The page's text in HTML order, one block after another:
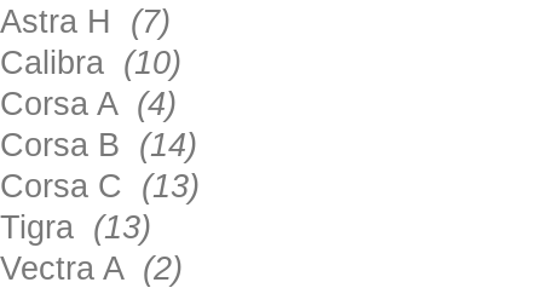
Astra H (7)
Calibra (10)
Corsa A (4)
Corsa B (14)
Corsa C (13)
Tigra (13)
Vectra A (2)